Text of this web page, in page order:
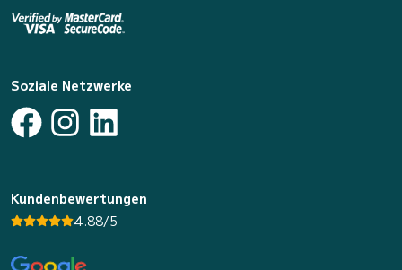
Soziale Netzwerke
Kundenbewertungen
4.88/5